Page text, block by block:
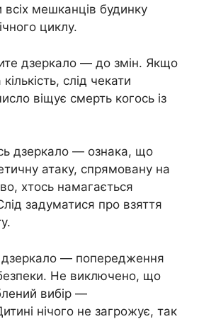
мешканців будинку
циклу.
дзеркало — до змін. Якщо
слід чекати
віщує смерть когось із
дзеркало — ознака, що
атаку, спрямовану на
хтось намагається
задуматися про взяття
— попередження
Не виключено, що
вибір —
нічого не загрожує, так